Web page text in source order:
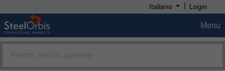
Italiano | Login
Menu